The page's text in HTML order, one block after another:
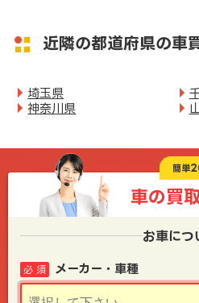
近隣の都道府県の車
埼玉県
神奈川県
簡単
車の買
お車につ
メーカー・車種
必 須